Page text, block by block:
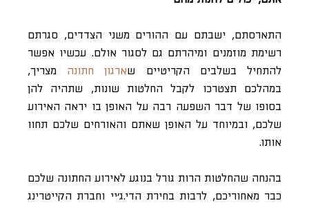
התארסתם, ישבתם עם ההורים משני הצדדים, סגרתם
רשימת מוזמנים ומיהרתם גם לסגור אולם. עכשיו אפשר
להתחיל בשלבים הקריטיים שארגון חתונה מצריך,
במהלכם תצטרכו לקבל החלטות שונות, שתהיה להן
בסופו של דבר השפעה רבה על האופן בו יראה האירוע
שלכם, ובמיוחד על האופן שאתם והאורחים שלכם תחוו
אותו.
בהנחה שהחלטות הרות גורל בנוגע לאירוע החתונה שלכם
כבר מאחוריכם, לרבות בחירת הדי.ג’יי וחברת הקייטרינג